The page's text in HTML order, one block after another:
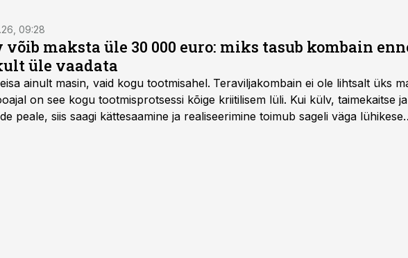
09:28
maksta üle 30 000 euro: miks tasub kombain
üle vaadata
ainult masin, vaid kogu tootmisahel. Teraviljakombain ei ole lihtsalt üks
on see kogu tootmisprotsessi kõige kriitilisem lüli. Kui külv, taimekaitse ja
peale, siis saagi kättesaamine ja realiseerimine toimub sageli väga lühikese